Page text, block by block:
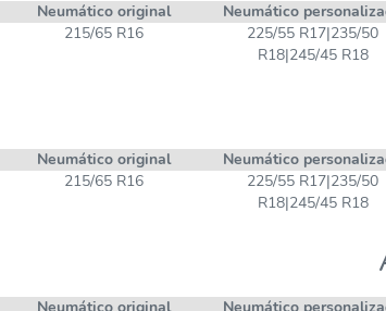
Neumático original Neumático
215/65 R16
225/55 R17|235/50
R18|245/45 R18
Neumático original Neumático
215/65 R16
225/55 R17|235/50
R18|245/45 R18